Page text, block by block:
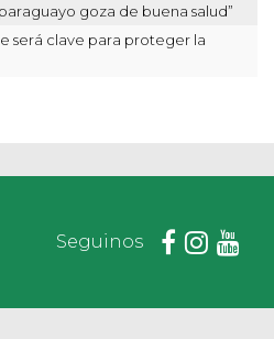
goza de buena salud”
será clave para proteger la
Seguinos